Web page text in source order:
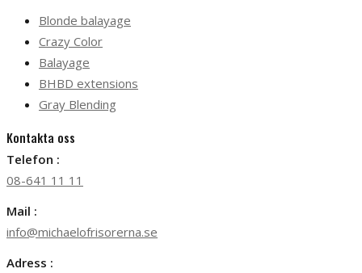
Blonde balayage
Crazy Color
Balayage
BHBD extensions
Gray Blending
Kontakta oss
Telefon :
08-641 11 11
Mail :
info@michaelofrisorerna.se
Adress :